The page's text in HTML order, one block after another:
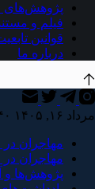
پژوهش‌های
فیلم و
قوانین
درباره ما
مرداد ۱۶, ۱۴۰۵ ۳:۴۰ بعد از ظهر
مهاجران در
مهاجران در
پژوهش‌ها و